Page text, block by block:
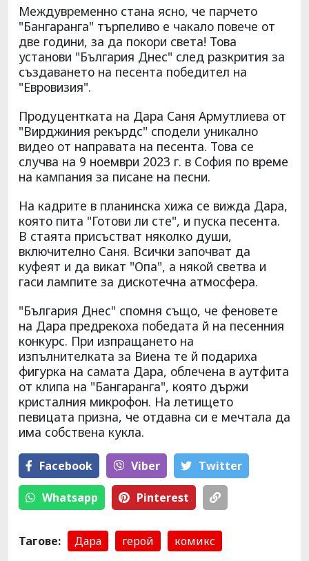
Междувременно стана ясно, че парчето
"Бангаранга" търпеливо е чакало повече от
две години, за да покори света! Това
установи "България Днес" след разкрития за
създаването на песента победител на
"Евровизия".
Продуцентката на Дара Саня Армутлиева от
"Вирджиния рекърдс" сподели уникално
видео от направата на песента. Това се
случва на 9 ноември 2023 г. в София по време
на кампания за писане на песни.
На кадрите в планинска хижа се вижда Дара,
която пита "Готови ли сте", и пуска песента.
В стаята присъстват няколко души,
включително Саня. Всички започват да
куфеят и да викат "Опа", а някой светва и
гаси лампите за дискотечна атмосфера.
"България Днес" спомня също, че феновете
на Дара предрекоха победата й на песенния
конкурс. При изпращането на
изпълнителката за Виена те й подариха
фигурка на самата Дара, облечена в аутфита
от клипа на "Бангаранга", която държи
кристалния микрофон. На летището
певицата призна, че отдавна си е мечтала да
има собствена кукла.
Facebook Viber Тwitter
Whatsapp Pinterest
Тагове: Дара герой комикс